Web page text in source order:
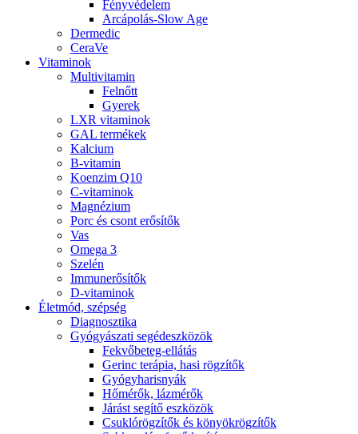
Fényvédelem
Arcápolás-Slow Age
Dermedic
CeraVe
Vitaminok
Multivitamin
Felnőtt
Gyerek
LXR vitaminok
GAL termékek
Kalcium
B-vitamin
Koenzim Q10
C-vitaminok
Magnézium
Porc és csont erősítők
Vas
Omega 3
Szelén
Immunerősítők
D-vitaminok
Életmód, szépség
Diagnosztika
Gyógyászati segédeszközök
Fekvőbeteg-ellátás
Gerinc terápia, hasi rögzítők
Gyógyharisnyák
Hőmérők, lázmérők
Járást segítő eszközök
Csuklórögzítők és könyökrögzítők